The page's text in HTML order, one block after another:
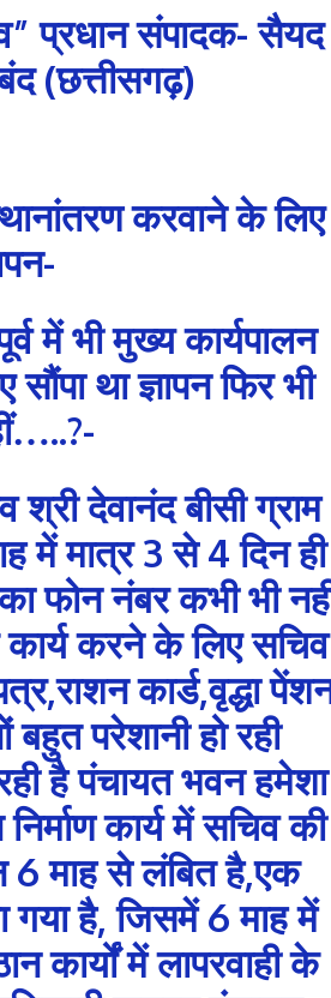
प्रधान संपादक- सैयद
(छत्तीसगढ़)
करवाने के लिए
में भी मुख्य कार्यपालन
था ज्ञापन फिर भी
देवानंद बीसी ग्राम
में मात्र 3 से 4 दिन ही
फोन नंबर कभी भी
कार्य करने के लिए सचिव
कार्ड,वृद्धा
परेशानी हो रही
है पंचायत भवन हमेशा
कार्य में सचिव की
6 माह से लंबित है,एक
गया है, जिसमें 6 माह में
कार्यों में लापरवाही के